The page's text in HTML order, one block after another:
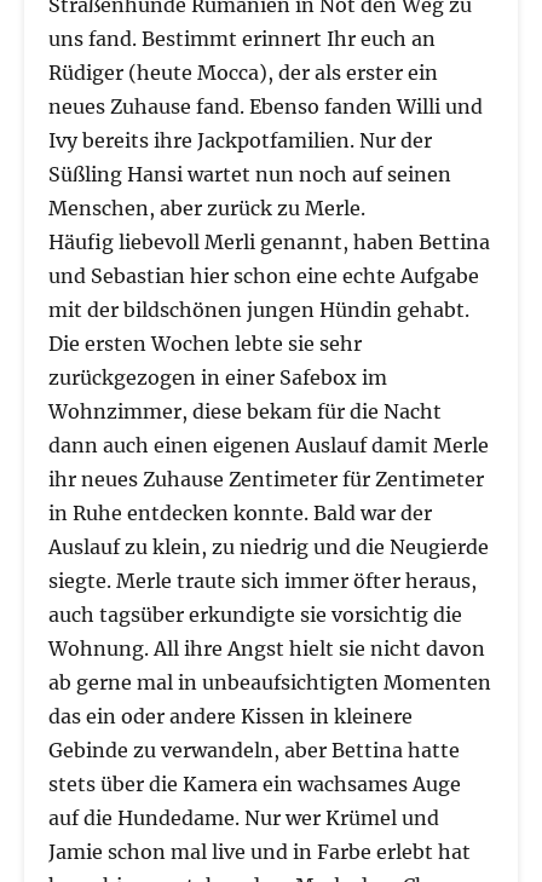
Straßenhunde Rumänien in Not den Weg zu
uns fand. Bestimmt erinnert Ihr euch an
Rüdiger (heute Mocca), der als erster ein
neues Zuhause fand. Ebenso fanden Willi und
Ivy bereits ihre Jackpotfamilien. Nur der
Süßling Hansi wartet nun noch auf seinen
Menschen, aber zurück zu Merle.
Häufig liebevoll Merli genannt, haben Bettina
und Sebastian hier schon eine echte Aufgabe
mit der bildschönen jungen Hündin gehabt.
Die ersten Wochen lebte sie sehr
zurückgezogen in einer Safebox im
Wohnzimmer, diese bekam für die Nacht
dann auch einen eigenen Auslauf damit Merle
ihr neues Zuhause Zentimeter für Zentimeter
in Ruhe entdecken konnte. Bald war der
Auslauf zu klein, zu niedrig und die Neugierde
siegte. Merle traute sich immer öfter heraus,
auch tagsüber erkundigte sie vorsichtig die
Wohnung. All ihre Angst hielt sie nicht davon
ab gerne mal in unbeaufsichtigten Momenten
das ein oder andere Kissen in kleinere
Gebinde zu verwandeln, aber Bettina hatte
stets über die Kamera ein wachsames Auge
auf die Hundedame. Nur wer Krümel und
Jamie schon mal live und in Farbe erlebt hat